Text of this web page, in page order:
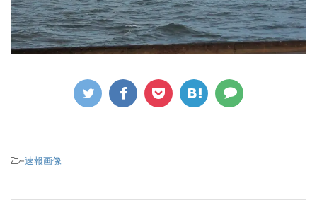
-速報画像